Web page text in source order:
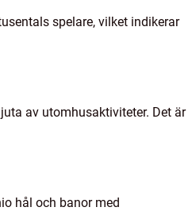
spelare, vilket indikerar
av utomhusaktiviteter. Det är
hål och banor med